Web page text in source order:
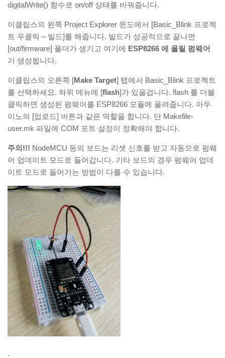
digitalWrite() 함수로 on/off 상태를 바꿔줍니다.
이클립스의 왼쪽 Project Explorer 윈도에서 [Basic_Blink 프로젝
트 우클릭 – 빌드]를 해줍니다. 빌드가 성공적으로 끝나면
[out/firmware] 폴더가 생기고 여기에 ESP8266 에 올릴 펌웨어
가 생성됩니다.
이클립스의 오른쪽 [Make Target] 탭에서 Basic_Blink 프로젝트
를 선택하세요. 하위 메뉴에 [flash]가 있을겁니다. flash 를 더블
클릭하면 생성된 펌웨어를 ESP8266 모듈에 올려줍니다. 아두
이노의 [업로드] 버튼과 같은 역할을 합니다. 단 Makefile-
user.mk 파일에 COM 포트 설정이 정확해야 합니다.
주의!!! NodeMCU 등의 보드는 리셋 신호를 받고 자동으로 펌웨
어 업데이트 모드로 들어갑니다. 기타 보드의 경우 펌웨어 업데
이트 모드로 들어가는 방법이 다를 수 있습니다.
.